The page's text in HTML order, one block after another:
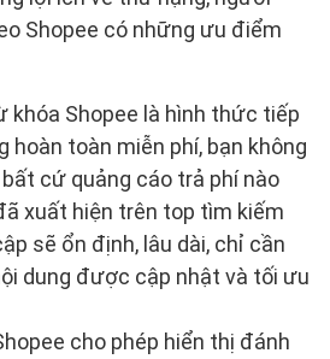
Shopee có những ưu điểm
khóa Shopee là hình thức tiếp
hoàn toàn miễn phí, bạn không
cứ quảng cáo trả phí nào
xuất hiện trên top tìm kiếm
sẽ ổn định, lâu dài, chỉ cần
dung được cập nhật và tối ưu
cho phép hiển thị đánh